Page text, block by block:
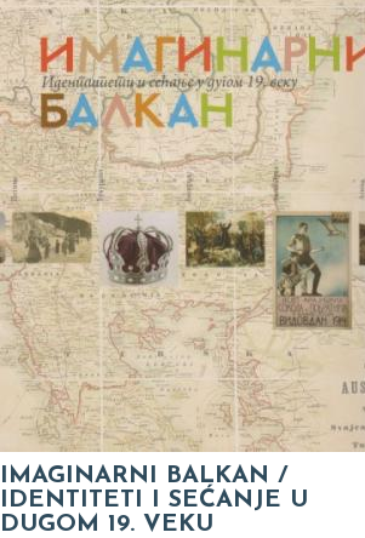
IMAGINARNI BALKAN /
IDENTITETI I SEĆANJE U
DUGOM 19. VEKU